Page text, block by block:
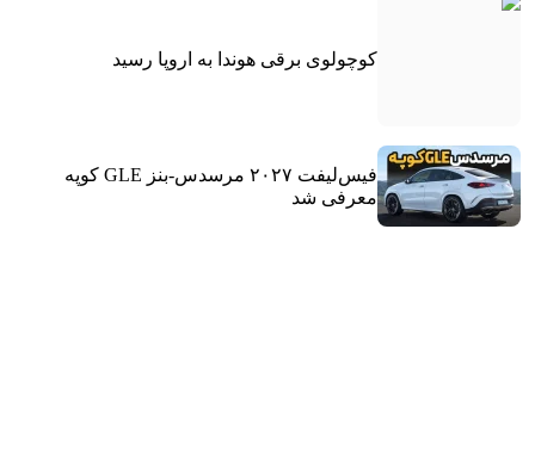
کوچولوی برقی هوندا به اروپا رسید
فیس‌لیفت ۲۰۲۷ مرسدس-بنز GLE کوپه
معرفی شد